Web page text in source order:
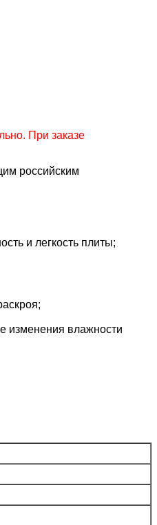
При заказе
российским
и легкость плиты;
изменения влажности